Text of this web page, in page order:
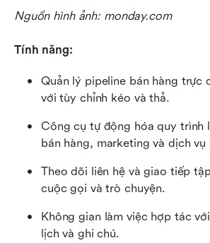
Nguồn hình ảnh: monday.com
Tính năng:
Quản lý pipeline bán hàng trực
với tùy chỉnh kéo và thả.
Công cụ tự động hóa quy trình
bán hàng, marketing và dịch vụ
Theo dõi liên hệ và giao tiếp
cuộc gọi và trò chuyện.
Không gian làm việc hợp tác
lịch và ghi chú.